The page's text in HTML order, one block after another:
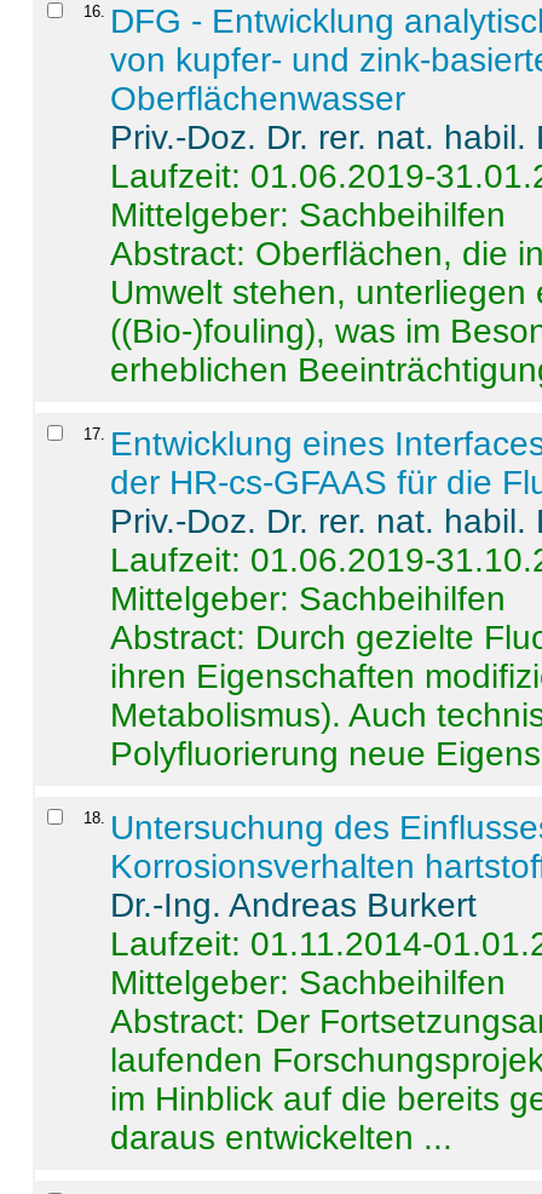
16
DFG - Entwicklung
von kupfer- und zink-
Oberflächenwasser
Priv.-Doz. Dr. rer. nat.
Laufzeit: 01.06.2019-
Mittelgeber: Sachbeihilfen
Abstract: Oberflächen, die
Umwelt stehen,
((Bio-)fouling), was im
erheblichen
17
Entwicklung eines
der HR-cs-GFAAS für die
Priv.-Doz. Dr. rer. nat.
Laufzeit: 01.06.2019-
Mittelgeber: Sachbeihilfen
Abstract: Durch gezielte
ihren Eigenschaften
Metabolismus). Auch
Polyfluorierung neue
18
Untersuchung des
Korrosionsverhalten
Dr.-Ing. Andreas Burkert
Laufzeit: 01.11.2014-
Mittelgeber: Sachbeihilfen
Abstract: Der
laufenden
im Hinblick auf die bereits
daraus entwickelten ...